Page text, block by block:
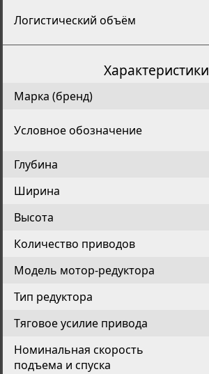
Логистический объём
Характеристики
Марка (бренд)
Условное обозначение
Глубина
Ширина
Высота
Количество приводов
Модель мотор-редуктора
Тип редуктора
Тяговое усилие привода
Номинальная скорость
подъема и спуска